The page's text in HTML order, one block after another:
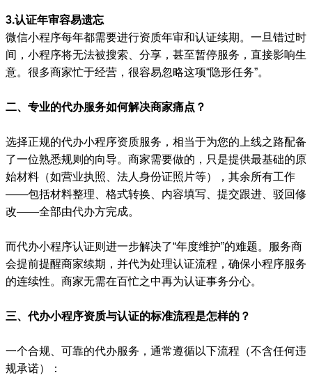
3.认证年审容易遗忘
微信小程序每年都需要进行资质年审和认证续期。一旦错过时
间，小程序将无法被搜索、分享，甚至暂停服务，直接影响生
意。很多商家忙于经营，很容易忽略这项“隐形任务”。
二、专业的代办服务如何解决商家痛点？
选择正规的代办小程序资质服务，相当于为您的上线之路配备
了一位熟悉规则的向导。商家需要做的，只是提供最基础的原
始材料（如营业执照、法人身份证照片等），其余所有工作
——包括材料整理、格式转换、内容填写、提交跟进、驳回修
改——全部由代办方完成。
而代办小程序认证则进一步解决了“年度维护”的难题。服务商
会提前提醒商家续期，并代为处理认证流程，确保小程序服务
的连续性。商家无需在百忙之中再为认证事务分心。
三、代办小程序资质与认证的标准流程是怎样的？
一个合规、可靠的代办服务，通常遵循以下流程（不含任何违
规承诺）：